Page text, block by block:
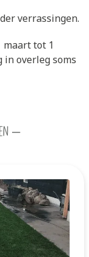
verrassingen.
maart tot 1
in overleg soms
–